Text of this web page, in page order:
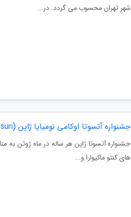
شهر تهران محسوب می گردد. در...
جشنواره آتسوتا اوکامی نومیایا ژاپن (Atsuta Matsuri)
جشنواره آتسوتا ژاپن هر ساله در ماه ژوئن به
های کنتو ماکیوارا و...